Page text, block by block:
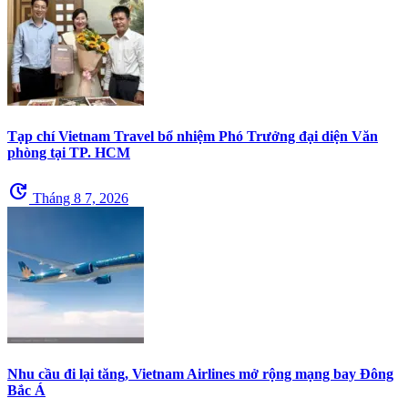
Tạp chí Vietnam Travel bổ nhiệm Phó Trưởng đại diện Văn
phòng tại TP. HCM
update Tháng 8 7, 2026
Nhu cầu đi lại tăng, Vietnam Airlines mở rộng mạng bay Đông
Bắc Á